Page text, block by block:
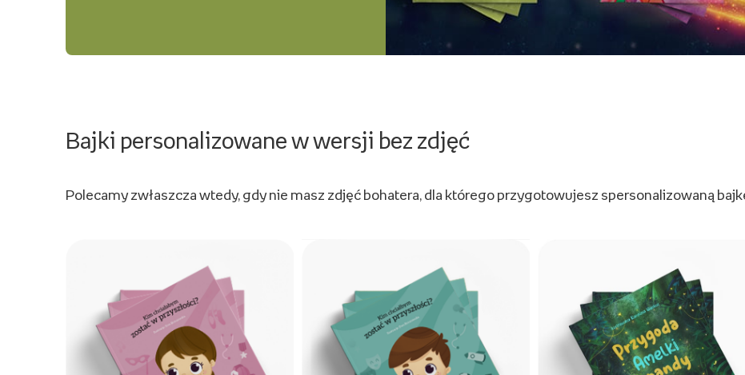
Bajki personalizowane w wersji bez zdjęć
Polecamy zwłaszcza wtedy, gdy nie masz zdjęć bohatera, dla którego przygotowujesz spersonalizowaną